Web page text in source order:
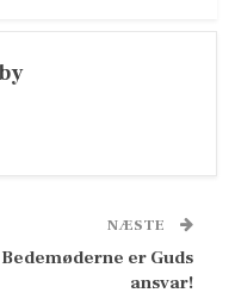
NÆSTE
Bedemøderne er Guds
ansvar!